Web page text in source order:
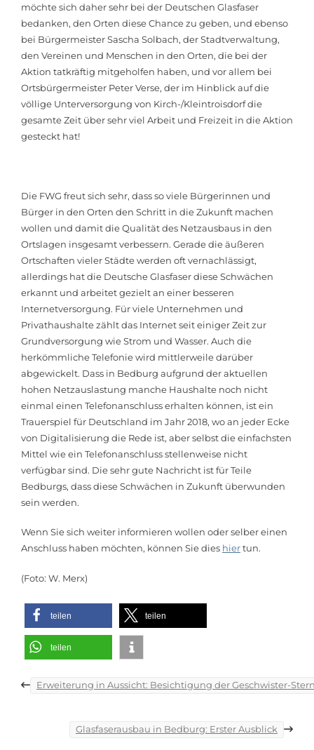
möchte sich daher sehr bei der Deutschen Glasfaser
bedanken, den Orten diese Chance zu geben, und ebenso
bei Bürgermeister Sascha Solbach, der Stadtverwaltung,
den Vereinen und Menschen in den Orten, die bei der
Aktion tatkräftig mitgeholfen haben, und vor allem bei
Ortsbürgermeister Peter Verse, der im Hinblick auf die
völlige Unterversorgung von Kirch-/Kleintroisdorf die
gesamte Zeit über sehr viel Arbeit und Freizeit in die Aktion
gesteckt hat!
Die FWG freut sich sehr, dass so viele Bürgerinnen und
Bürger in den Orten den Schritt in die Zukunft machen
wollen und damit die Qualität des Netzausbaus in den
Ortslagen insgesamt verbessern. Gerade die äußeren
Ortschaften vieler Städte werden oft vernachlässigt,
allerdings hat die Deutsche Glasfaser diese Schwächen
erkannt und arbeitet gezielt an einer besseren
Internetversorgung. Für viele Unternehmen und
Privathaushalte zählt das Internet seit einiger Zeit zur
Grundversorgung wie Strom und Wasser. Auch die
herkömmliche Telefonie wird mittlerweile darüber
abgewickelt. Dass in Bedburg aufgrund der aktuellen
hohen Netzauslastung manche Haushalte noch nicht
einmal einen Telefonanschluss erhalten können, ist ein
Trauerspiel für Deutschland im Jahr 2018, wo an jeder Ecke
von Digitalisierung die Rede ist, aber selbst die einfachsten
Mittel wie ein Telefonanschluss stellenweise nicht
verfügbar sind. Die sehr gute Nachricht ist für Teile
Bedburgs, dass diese Schwächen in Zukunft überwunden
sein werden.
Wenn Sie sich weiter informieren wollen oder selber einen
Anschluss haben möchten, können Sie dies hiertun.
(Foto: W. Merx)
teilen teilen
teilen
Beitragsnavigation
Erweiterung in Aussicht: Besichtigung der Geschwister-
Glasfaserausbau in Bedburg: Erster Ausblick